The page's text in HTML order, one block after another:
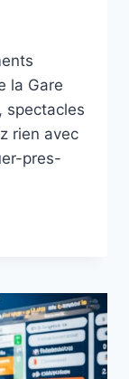
la Gare
spectacles
rien avec
pres-